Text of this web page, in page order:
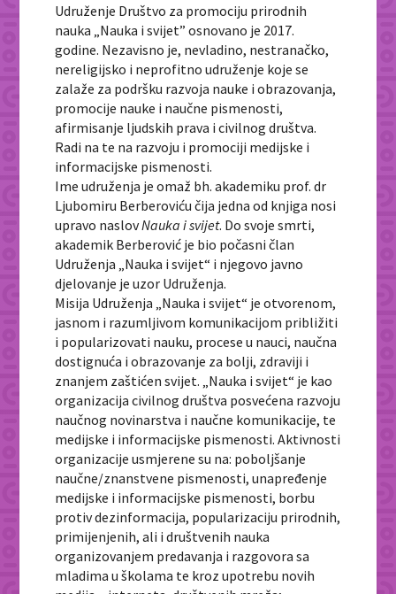
Udruženje Društvo za promociju prirodnih
nauka „Nauka i svijet” osnovano je 2017.
godine. Nezavisno je, nevladino, nestranačko,
nereligijsko i neprofitno udruženje koje se
zalaže za podršku razvoja nauke i obrazovanja,
promocije nauke i naučne pismenosti,
afirmisanje ljudskih prava i civilnog društva.
Radi na te na razvoju i promociji medijske i
informacijske pismenosti.
Ime udruženja je omaž bh. akademiku prof. dr
Ljubomiru Berberoviću čija jedna od knjiga nosi
upravo naslovNauka i svijet. Do svoje smrti,
akademik Berberović je bio počasni član
Udruženja „Nauka i svijet“ i njegovo javno
djelovanje je uzor Udruženja.
Misija Udruženja „Nauka i svijet“ je otvorenom,
jasnom i razumljivom komunikacijom približiti
i popularizovati nauku, procese u nauci, naučna
dostignuća i obrazovanje za bolji, zdraviji i
znanjem zaštićen svijet. „Nauka i svijet“ je kao
organizacija civilnog društva posvećena razvoju
naučnog novinarstva i naučne komunikacije, te
medijske i informacijske pismenosti. Aktivnosti
organizacije usmjerene su na: poboljšanje
naučne/znanstvene pismenosti, unapređenje
medijske i informacijske pismenosti, borbu
protiv dezinformacija, popularizaciju prirodnih,
primijenjenih, ali i društvenih nauka
organizovanjem predavanja i razgovora sa
mladima u školama te kroz upotrebu novih